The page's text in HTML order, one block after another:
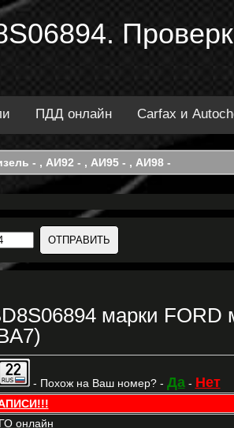
ПДД онлайн Carfax и
- , АИ92 - , АИ95 - , АИ98 -
марки FORD
- Похож на Ваш номер? - Да- Нет
онлайн